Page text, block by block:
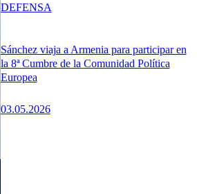
Sánchez viaja a Armenia para participar en
la 8ª Cumbre de la Comunidad Política
Europea
03.05.2026
DEFENSA